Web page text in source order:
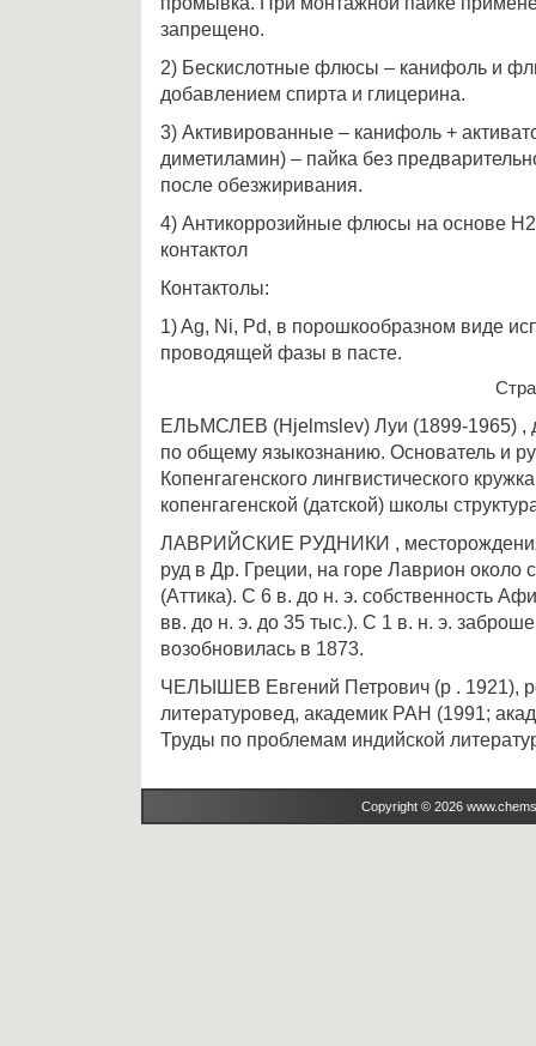
запрещено.
2) Бескислотные флюсы – канифоль и
добавлением спирта и глицерина.
3) Активированные – канифоль +
диметиламин) – пайка без
после обезжиривания.
4) Антикоррозийные флюсы на основе
контактол
Контактолы:
1) Ag, Ni, Pd, в порошкообразном виде
проводящей фазы в пасте.
ЕЛЬМСЛЕВ (Hjelmslev) Луи (1899-1965) ,
по общему языкознанию. Основатель и
Копенгагенского лингвистического
копенгагенской (датской) школы
ЛАВРИЙСКИЕ РУДНИКИ ,
руд в Др. Греции, на горе Лаврион около
(Аттика). С 6 в. до н. э. собственность
вв. до н. э. до 35 тыс.). С 1 в. н. э.
возобновилась в 1873.
ЧЕЛЫШЕВ Евгений Петрович (р . 1921),
литературовед, академик РАН (1991;
Труды по проблемам индийской
Copyright © 2026